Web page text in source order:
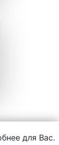
для Вас.